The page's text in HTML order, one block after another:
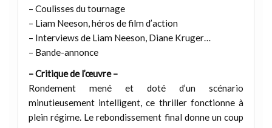
– Coulisses du tournage
– Liam Neeson, héros de film d’action
– Interviews de Liam Neeson, Diane Kruger…
– Bande-annonce
– Critique de l’œuvre –
Rondement mené et doté d’un scénario
minutieusement intelligent, ce thriller fonctionne à
plein régime. Le rebondissement final donne un coup